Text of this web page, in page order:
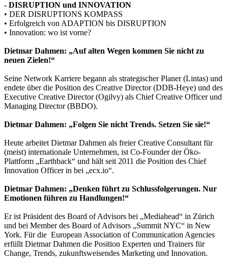
- DISRUPTION und INNOVATION
• DER DISRUPTIONS KOMPASS
• Erfolgreich von ADAPTION bis DISRUPTION
• Innovation: wo ist vorne?
Dietmar Dahmen: „Auf alten Wegen kommen Sie nicht zu
neuen Zielen!“
Seine Network Karriere begann als strategischer Planer (Lintas) und
endete über die Position des Creative Director (DDB-Heye) und des
Executive Creative Director (Ogilvy) als Chief Creative Officer und
Managing Director (BBDO).
Dietmar Dahmen: „Folgen Sie nicht Trends. Setzen Sie sie!“
Heute arbeitet Dietmar Dahmen als freier Creative Consultant für
(meist) internationale Unternehmen, ist Co-Founder der Öko-
Plattform „Earthback“ und hält seit 2011 die Position des Chief
Innovation Officer in bei „ecx.io“.
Dietmar Dahmen: „Denken führt zu Schlussfolgerungen. Nur
Emotionen führen zu Handlungen!“
Er ist Präsident des Board of Advisors bei „Mediahead“ in Zürich
und bei Member des Board of Advisors „Summit NYC“ in New
York. Für die European Association of Communication Agencies
erfüllt Dietmar Dahmen die Position Experten und Trainers für
Change, Trends, zukunftsweisendes Marketing und Innovation.